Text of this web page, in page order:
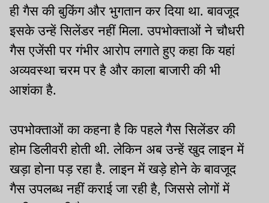
ही गैस की बुकिंग और भुगतान कर दिया था. बावजूद
इसके उन्हें सिलेंडर नहीं मिला. उपभोक्ताओं ने चौधरी
गैस एजेंसी पर गंभीर आरोप लगाते हुए कहा कि यहां
अव्यवस्था चरम पर है और काला बाजारी की भी
आशंका है.
उपभोक्ताओं का कहना है कि पहले गैस सिलेंडर की
होम डिलीवरी होती थी. लेकिन अब उन्हें खुद लाइन में
खड़ा होना पड़ रहा है. लाइन में खड़े होने के बावजूद
गैस उपलब्ध नहीं कराई जा रही है, जिससे लोगों में